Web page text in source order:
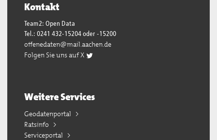
Kontakt
Team2: Open Data
Tel.: 0241 432-15204 oder -15200
offenedaten@mail.aachen.de
Folgen Sie uns auf X
Weitere Services
Geodatenportal
Ratsinfo
Serviceportal